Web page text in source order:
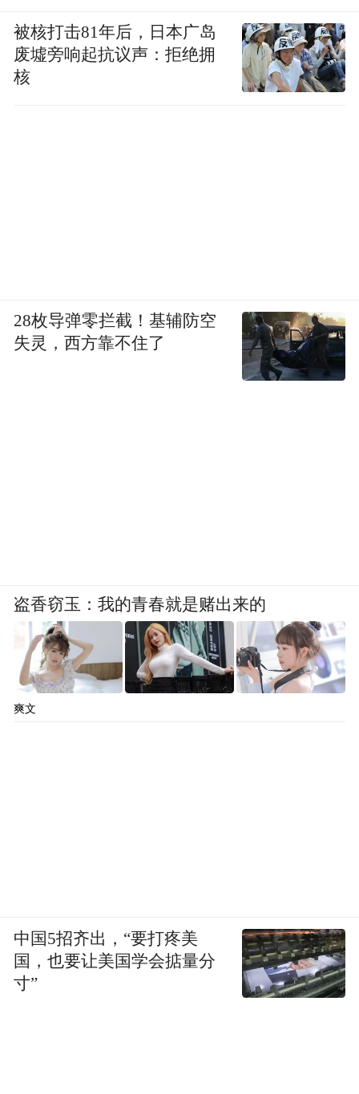
被核打击81年后，日本广岛
废墟旁响起抗议声：拒绝拥
核
28枚导弹零拦截！基辅防空
失灵，西方靠不住了
盗香窃玉：我的青春就是赌出来的
爽文
中国5招齐出，“要打疼美
国，也要让美国学会掂量分
寸”